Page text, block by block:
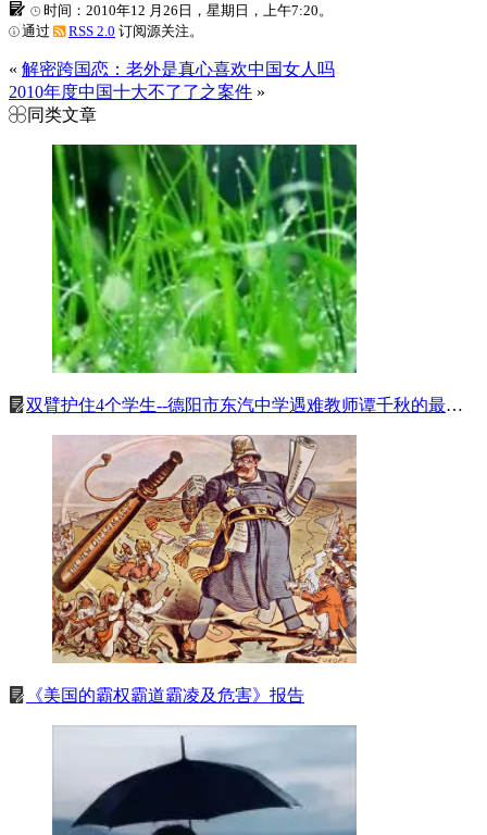
时间：2010年12 月26日，星期日，上午7:20。
通过
RSS 2.0 订阅源关注。
« 解密跨国恋：老外是真心喜欢中国女人吗
2010年度中国十大不了了之案件 »
同类文章
双臂护住4个学生--德阳市东汽中学遇难教师谭千秋的最后奉献
《美国的霸权霸道霸凌及危害》报告